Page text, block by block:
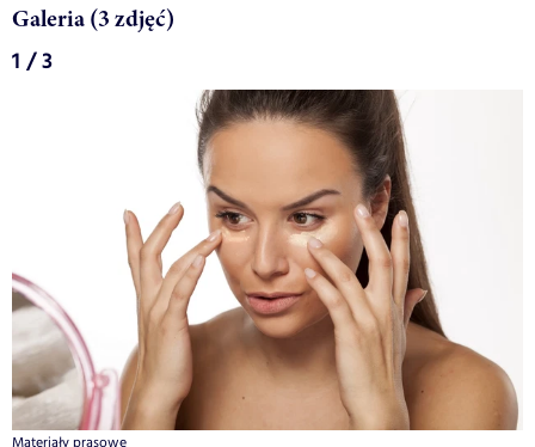
Galeria (3 zdjęć)
1 / 3